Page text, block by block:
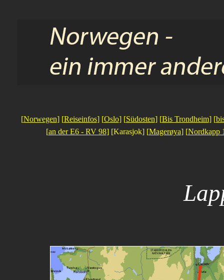
[Norwegen] [Reiseinfos] [Oslo] [Südosten] [Bis Trondheim] [
[an der E6 - RV 98] [Karasjok] [Magerøya] [Nordkapp